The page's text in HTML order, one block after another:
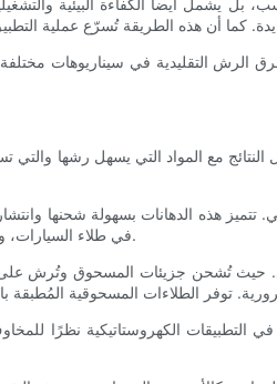
يشمل أيضاً الكفاءة البيئية
التقليدية في سيناريوهات مختلفة.
مع المواد التي يسهل رشها
تتميز هذه الدهانات بسهولة شحنها
في طلاء السيارات، وتشطيب الأثاث، وطلاء الأجهزة المنزلية، حيث تُعدّ الجودة البصرية العالية والمتانة من المتطلبات الأساسية.
حيث تُشحن جزيئات المسحوق
الكهروستاتيكية نظرًا